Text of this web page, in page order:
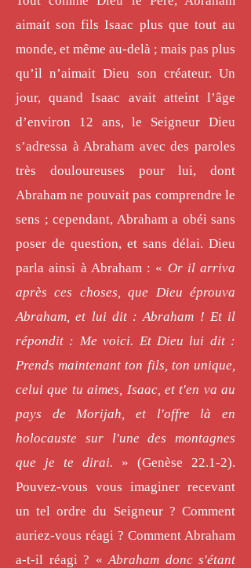
aimait son fils Isaac plus que tout au
monde, et même au-delà ; mais pas plus
qu’il n’aimait Dieu son créateur. Un
jour, quand Isaac avait atteint l’âge
d’environ 12 ans, le Seigneur Dieu
s’adressa à Abraham avec des paroles
très douloureuses pour lui, dont
Abraham ne pouvait pas comprendre le
sens ; cependant, Abraham a obéi sans
poser de question, et sans délai. Dieu
parla ainsi à Abraham : « Or il arriva
après ces choses, que Dieu éprouva
Abraham, et lui dit : Abraham ! Et il
répondit : Me voici. Et Dieu lui dit :
Prends maintenant ton fils, ton unique,
celui que tu aimes, Isaac, et t'en va au
pays de Morijah, et l'offre là en
holocauste sur l'une des montagnes
que je te dirai. » (Genèse 22.1-2).
Pouvez-vous vous imaginer recevant
un tel ordre du Seigneur ? Comment
auriez-vous réagi ? Comment Abraham
a-t-il réagi ? «Abraham donc s'étant